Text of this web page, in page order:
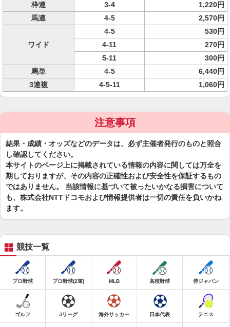
枠連
3-4
1,220円
馬連
4-5 2,570円
ワイド
4-5
530円
4-11
270円
5-11
300円
馬単
4-5
6,440円
3連複
4-5-11 1,060円
注意事項
結果・成績・オッズなどのデータは、必ず主催者発行のものと照合
し確認してください。
本サイトのページ上に掲載されている情報の内容に関しては万全を
期しておりますが、その内容の正確性および安全性を保証するもの
ではありません。 当該情報に基づいて被ったいかなる損害について
も、株式会社NTTドコモおよび情報提供者は一切の責任を負いかね
ます。
競技一覧
プロ野球 プロ野球(2軍) MLB 高校野球 侍ジャパン
ゴルフ Jリーグ 海外サッカー 日本代表 テニス